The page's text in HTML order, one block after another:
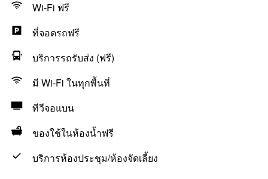
Wi-Fi ฟรี
ที่จอดรถฟรี
บริการรถรับส่ง (ฟรี)
มี Wi-Fi ในทุกพื้นที่
ทีวีจอแบน
ของใช้ในห้องน้ำฟรี
บริการห้องประชุม/ห้องจัดเลี้ยง